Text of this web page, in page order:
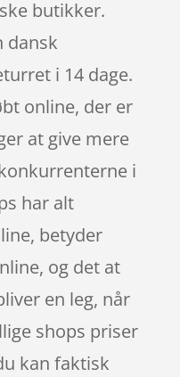
butikker.
dansk
i 14 dage.
online, der er
at give mere
i
har alt
betyder
og det at
en leg, når
shops priser
kan faktisk